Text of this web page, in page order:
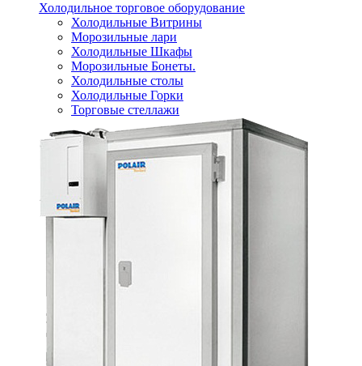
Холодильное торговое оборудование
Холодильные Витрины
Морозильные лари
Холодильные Шкафы
Морозильные Бонеты.
Холодильные столы
Холодильные Горки
Торговые стеллажи